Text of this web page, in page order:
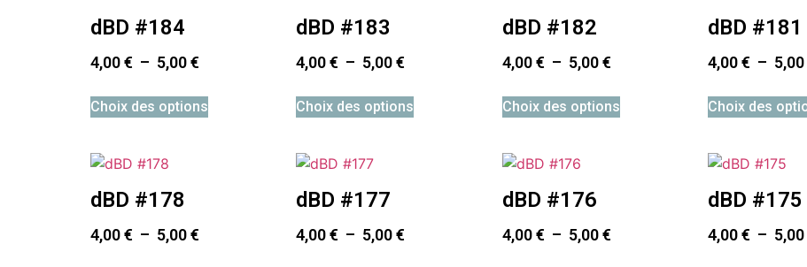
dBD #184
4,00€ – 5,00€
Choix des options
dBD #183
4,00€ – 5,00€
Choix des options
dBD #182
4,00€ – 5,00€
Choix des options
dBD #181
4,00€ –
Choix des
dBD #178
4,00€ – 5,00€
dBD #177
4,00€ – 5,00€
dBD #176
4,00€ – 5,00€
dBD #175
4,00€ –